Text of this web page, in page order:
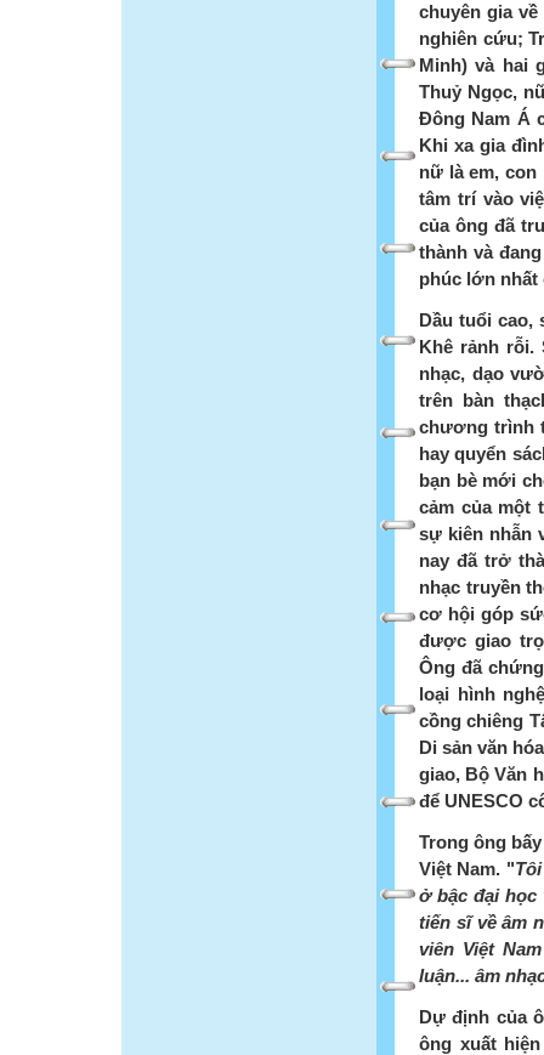
chuyên gia
nghiên cứu;
Minh) và hai
Thuỷ Ngọc,
Đông Nam Á
Khi xa gia
nữ là em, con
tâm trí vào
của ông đã
thành và
phúc lớn nhất
Dầu tuổi cao,
Khê rảnh rỗi.
nhạc, dạo
trên bàn
chương trình
hay quyển
bạn bè mới
cảm của một
sự kiên nhẫn
nay đã trở
nhạc truyền
cơ hội góp
được giao
Ông đã
loại hình
cồng chiêng
Di sản văn
giao, Bộ Văn
để UNESCO
Trong ông
Việt Nam. "
ở bậc đại học
tiến sĩ về âm
viên Việt
luận... âm
Dự định của
ông xuất